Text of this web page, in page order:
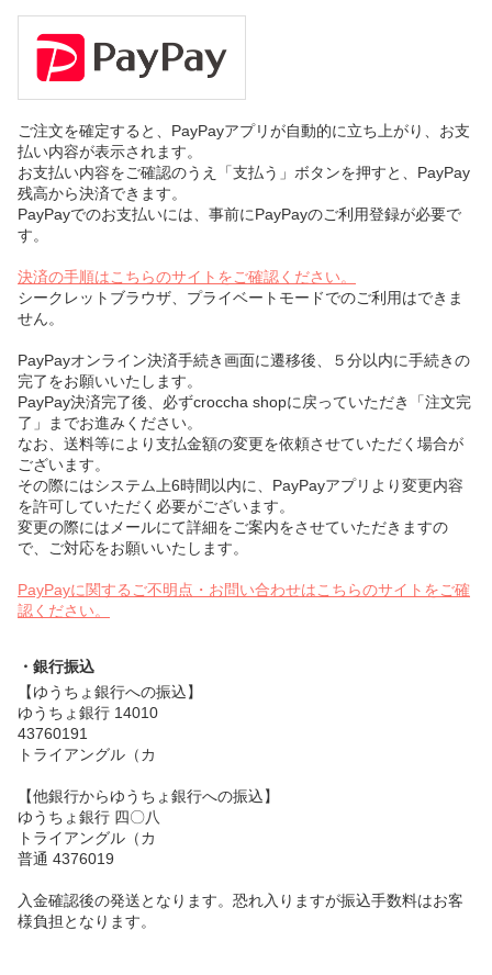
ご注文を確定すると、PayPayアプリが自動的に立ち上がり、お支
払い内容が表示されます。
お支払い内容をご確認のうえ「支払う」ボタンを押すと、PayPay
残高から決済できます。
PayPayでのお支払いには、事前にPayPayのご利用登録が必要で
す。
決済の手順はこちらのサイトをご確認ください。
シークレットブラウザ、プライベートモードでのご利用はできま
せん。
PayPayオンライン決済手続き画面に遷移後、５分以内に手続きの
完了をお願いいたします。
PayPay決済完了後、必ずcroccha shopに戻っていただき「注文完
了」までお進みください。
なお、送料等により支払金額の変更を依頼させていただく場合が
ございます。
その際にはシステム上6時間以内に、PayPayアプリより変更内容
を許可していただく必要がございます。
変更の際にはメールにて詳細をご案内をさせていただきますの
で、ご対応をお願いいたします。
PayPayに関するご不明点・お問い合わせはこちらのサイトをご確
認ください。
・銀行振込
【ゆうちょ銀行への振込】
ゆうちょ銀行 14010
43760191
トライアングル（カ
【他銀行からゆうちょ銀行への振込】
ゆうちょ銀行 四〇八
トライアングル（カ
普通 4376019
入金確認後の発送となります。恐れ入りますが振込手数料はお客
様負担となります。